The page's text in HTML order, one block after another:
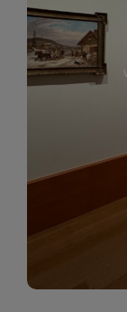
którym
i jej
by